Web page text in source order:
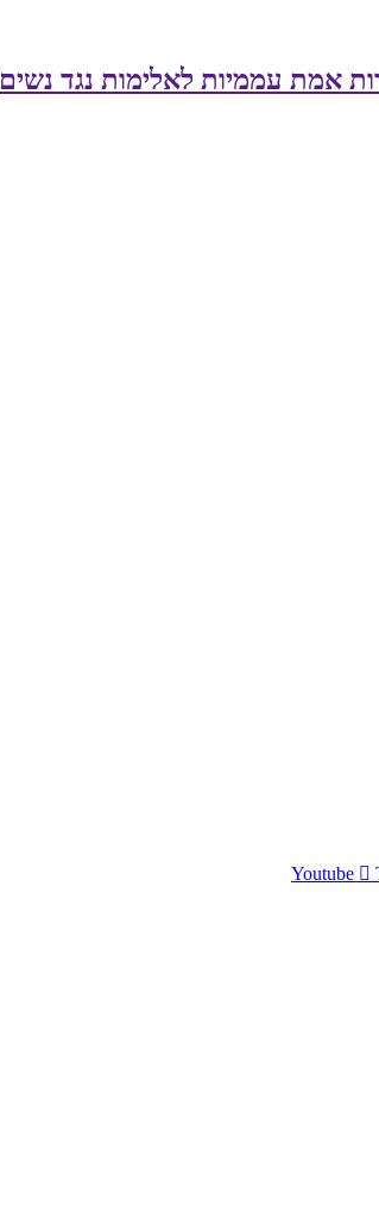
אמת עממיות לאלימות נגד נשים
Youtube